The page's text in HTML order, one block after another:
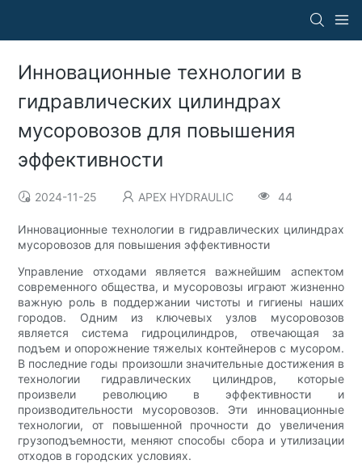
Инновационные технологии в
гидравлических цилиндрах
мусоровозов для повышения
эффективности
2024-11-25 APEX HYDRAULIC 44
Инновационные технологии в гидравлических цилиндрах
мусоровозов для повышения эффективности
Управление отходами является важнейшим аспектом
современного общества, и мусоровозы играют жизненно
важную роль в поддержании чистоты и гигиены наших
городов. Одним из ключевых узлов мусоровозов
является система гидроцилиндров, отвечающая за
подъем и опорожнение тяжелых контейнеров с мусором.
В последние годы произошли значительные достижения в
технологии гидравлических цилиндров, которые
произвели революцию в эффективности и
производительности мусоровозов. Эти инновационные
технологии, от повышенной прочности до увеличения
грузоподъемности, меняют способы сбора и утилизации
отходов в городских условиях.